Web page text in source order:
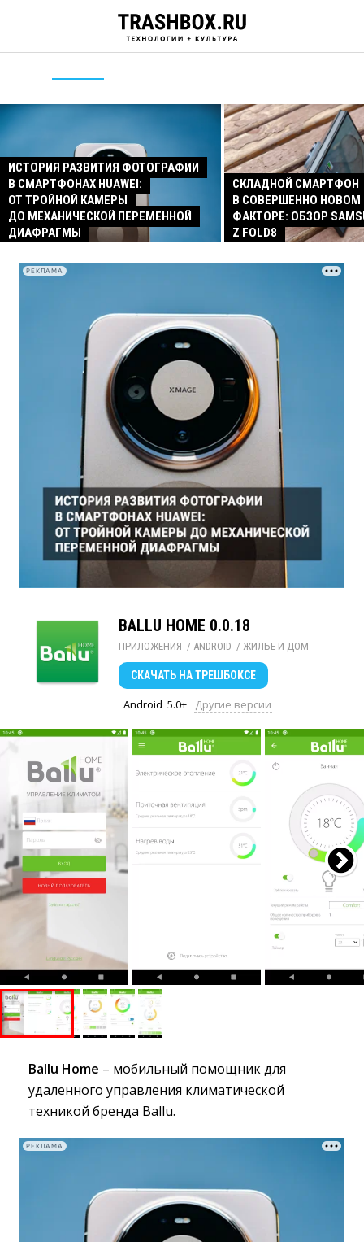
ИСТОРИЯ РАЗВИТИЯ ФОТОГРАФИИ
В СМАРТФОНАХ HUAWEI:
ОТ ТРОЙНОЙ КАМЕРЫ
ДО МЕХАНИЧЕСКОЙ ПЕРЕМЕННОЙ
ДИАФРАГМЫ
СКЛАДНОЙ СМАРТФОН
В СОВЕРШЕННО
ФАКТОРЕ: ОБЗОР
Z FOLD8
РЕКЛАМА
BALLU HOME 0.0.18
ПРИЛОЖЕНИЯ / ANDROID / ЖИЛЬЕ И ДОМ
СКАЧАТЬ НА ТРЕШБОКСЕ
Android 5.0+ Другие версии
Ballu Home – мобильный помощник для
удаленного управления климатической
техникой бренда Ballu.
РЕКЛАМА